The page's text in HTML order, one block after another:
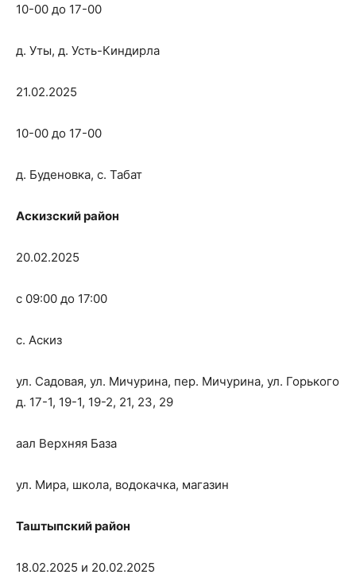
10-00 до 17-00
д. Уты, д. Усть-Киндирла
21.02.2025
10-00 до 17-00
д. Буденовка, с. Табат
Аскизский район
20.02.2025
с 09:00 до 17:00
с. Аскиз
ул. Садовая, ул. Мичурина, пер. Мичурина, ул. Горького
д. 17-1, 19-1, 19-2, 21, 23, 29
аал Верхняя База
ул. Мира, школа, водокачка, магазин
Таштыпский район
18.02.2025 и 20.02.2025